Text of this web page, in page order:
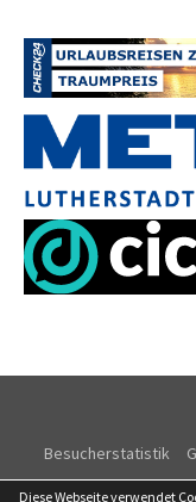
Besucherstatistik
Diese Webseite verwendet